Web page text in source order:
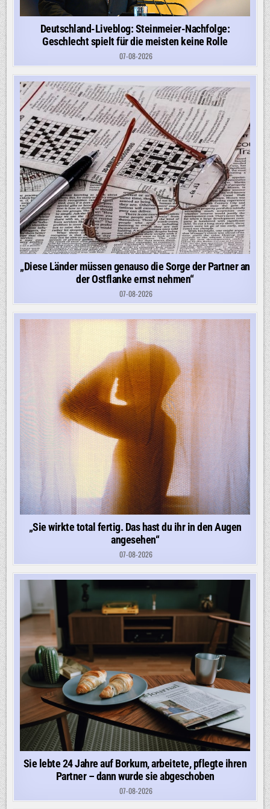
Deutschland-Liveblog: Steinmeier-Nachfolge:
Geschlecht spielt für die meisten keine Rolle
07-08-2026
„Diese Länder müssen genauso die Sorge der Partner an
der Ostflanke ernst nehmen“
07-08-2026
„Sie wirkte total fertig. Das hast du ihr in den Augen
angesehen“
07-08-2026
Sie lebte 24 Jahre auf Borkum, arbeitete, pflegte ihren
Partner – dann wurde sie abgeschoben
07-08-2026